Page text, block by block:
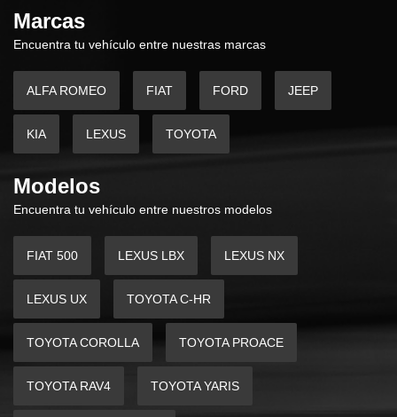
Marcas
Encuentra tu vehículo entre nuestras marcas
ALFA ROMEO FIAT FORD JEEP
KIA LEXUS TOYOTA
Modelos
Encuentra tu vehículo entre nuestros modelos
FIAT 500 LEXUS LBX LEXUS NX
LEXUS UX TOYOTA C-HR
TOYOTA COROLLA TOYOTA PROACE
TOYOTA RAV4 TOYOTA YARIS